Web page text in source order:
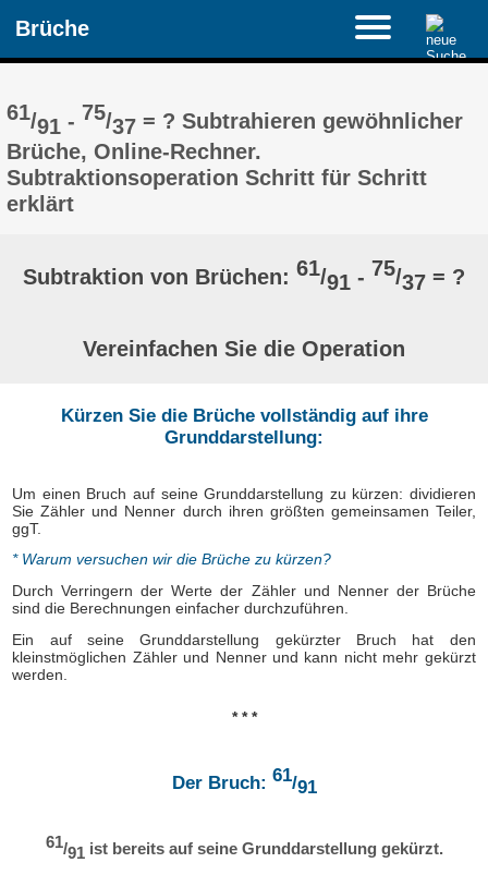
Brüche
61/91 - 75/37 = ? Subtrahieren gewöhnlicher
Brüche, Online-Rechner.
Subtraktionsoperation Schritt für Schritt
erklärt
Subtraktion von Brüchen: 61/91 - 75/37 = ?
Vereinfachen Sie die Operation
Kürzen Sie die Brüche vollständig auf ihre
Grunddarstellung:
Um einen Bruch auf seine Grunddarstellung zu kürzen: dividieren
Sie Zähler und Nenner durch ihren größten gemeinsamen Teiler,
ggT.
* Warum versuchen wir die Brüche zu kürzen?
Durch Verringern der Werte der Zähler und Nenner der Brüche
sind die Berechnungen einfacher durchzuführen.
Ein auf seine Grunddarstellung gekürzter Bruch hat den
kleinstmöglichen Zähler und Nenner und kann nicht mehr gekürzt
werden.
* * *
Der Bruch: 61/91
61/91 ist bereits auf seine Grunddarstellung gekürzt.